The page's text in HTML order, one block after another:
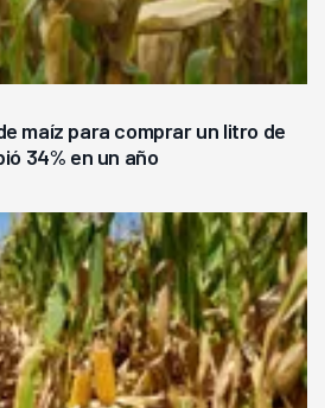
maíz para comprar un litro de
34% en un año